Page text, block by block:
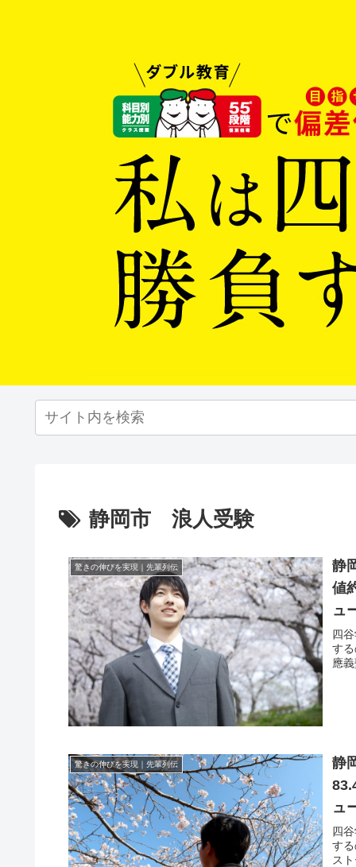
静岡市 浪人受験
驚きの伸びを実現｜先輩列伝
静
値
ュ
四
す
應
驚きの伸びを実現｜先輩列伝
静
ュ
四
す
ス